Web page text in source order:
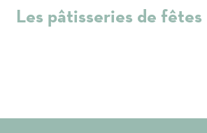
Les pâtisseries de fêtes